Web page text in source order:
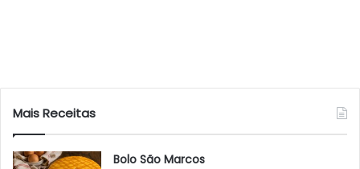
Mais Receitas
Bolo São Marcos